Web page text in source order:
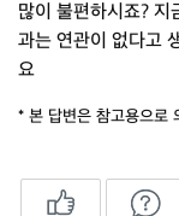
많이 불편하시죠?
과는 연관이 없다고
요
* 본 답변은 참고용으로